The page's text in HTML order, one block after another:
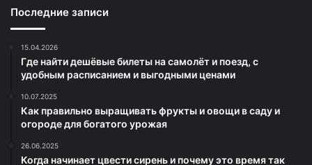
Последние записи
15.04.2026
Где найти дешёвые билеты на самолёт и поезд, с
удобным расписанием и выгодными ценами
10.07.2025
Как правильно выращивать фрукты и овощи в саду и
огороде для богатого урожая
26.06.2025
Когда начинает цвести сирень и почему это время так